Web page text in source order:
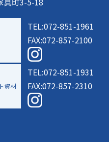
TEL:072-851-1961
FAX:072-857-2100
資材
TEL:072-851-1931
FAX:072-857-2310